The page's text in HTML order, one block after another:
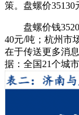
策。盘螺价35130
盘螺价钱3520
40元/吨；杭州市
在于传送更多消
据：全国21个城